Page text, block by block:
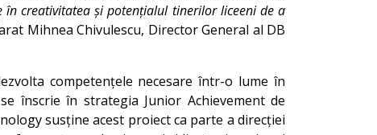
creativitatea și potențialul tinerilor liceeni de a
Mihnea Chivulescu, Director General al DB
competențele necesare într-o lume în
înscrie în strategia Junior Achievement de
susține acest proiect ca parte a direcției